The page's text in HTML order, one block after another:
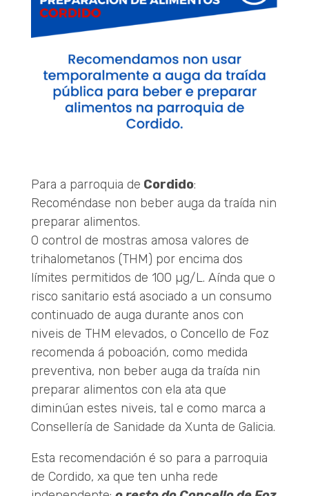
Para a parroquia de Cordido:
Recoméndase non beber auga da traída nin
preparar alimentos.
O control de mostras amosa valores de
trihalometanos (THM) por encima dos
límites permitidos de 100 µg/L. Aínda que o
risco sanitario está asociado a un consumo
continuado de auga durante anos con
niveis de THM elevados, o Concello de Foz
recomenda á poboación, como medida
preventiva, non beber auga da traída nin
preparar alimentos con ela ata que
diminúan estes niveis, tal e como marca a
Consellería de Sanidade da Xunta de Galicia.
Esta recomendación é so para a parroquia
de Cordido, xa que ten unha rede